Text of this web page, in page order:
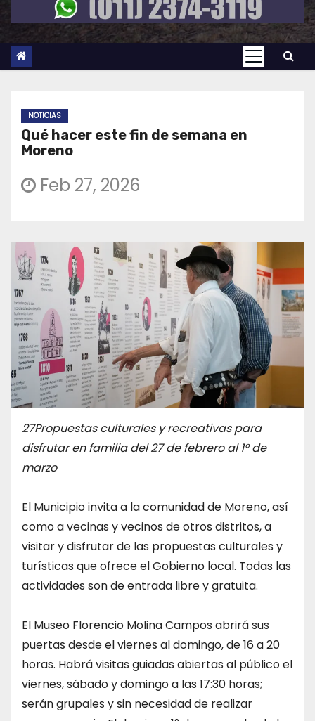
NOTICIAS
Qué hacer este fin de semana en
Moreno
Feb 27, 2026
27Propuestas culturales y recreativas para
disfrutar en familia del 27 de febrero al 1° de
marzo
El Municipio invita a la comunidad de Moreno, así
como a vecinas y vecinos de otros distritos, a
visitar y disfrutar de las propuestas culturales y
turísticas que ofrece el Gobierno local. Todas las
actividades son de entrada libre y gratuita.
El Museo Florencio Molina Campos abrirá sus
puertas desde el viernes al domingo, de 16 a 20
horas. Habrá visitas guiadas abiertas al público el
viernes, sábado y domingo a las 17:30 horas;
serán grupales y sin necesidad de realizar